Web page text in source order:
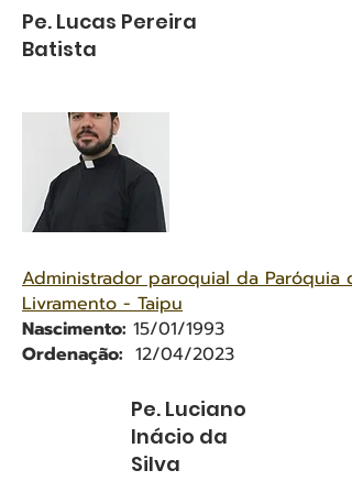
Pe. Lucas Pereira
Batista
Administrador paroquial da Paróquia
Livramento - Taipu
Nascimento: 15/01/1993
Ordenação: 12/04/2023
Pe. Luciano
Inácio da
Silva